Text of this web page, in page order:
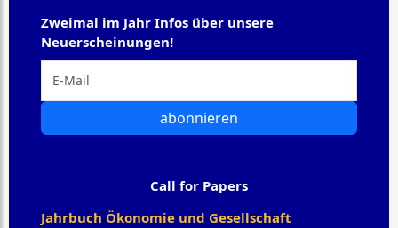
Zweimal im Jahr Infos über unsere
Neuerscheinungen!
abonnieren
Call for Papers
Jahrbuch Ökonomie und Gesellschaft